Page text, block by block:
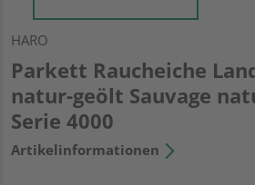
HARO
Parkett Raucheiche
natur-geölt Sauvage
Serie 4000
Artikelinformationen